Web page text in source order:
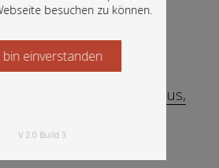
besuchen zu können.
bin einverstanden
Sie jetzt
V 2.0 Build 3
Quirini, Taddeo, -1508
ca. um 1449
Sambucus,